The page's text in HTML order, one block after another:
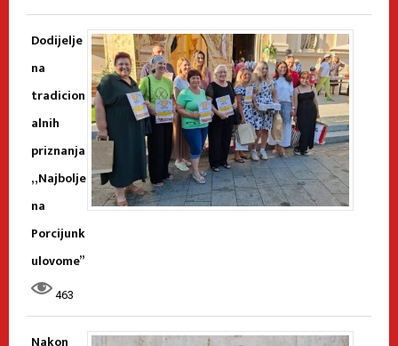
Dodijelje
na
tradicion
alnih
priznanja
„Najbolje
na
Porcijunk
ulovome”
463